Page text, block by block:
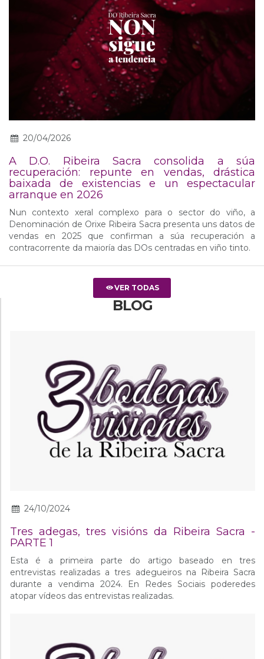
20/04/2026
A D.O. Ribeira Sacra consolida a súa
recuperación: repunte en vendas, drástica
baixada de existencias e un espectacular
arranque en 2026
Nun contexto xeral complexo para o sector do viño, a
Denominación de Orixe Ribeira Sacra presenta uns datos de
vendas en 2025 que confirman a súa recuperación a
contracorrente da maioría das DOs centradas en viño tinto.
VER TODAS
BLOG
24/10/2024
Tres adegas, tres visións da Ribeira Sacra -
PARTE 1
Esta é a primeira parte do artigo baseado en tres
entrevistas realizadas a tres adegueiros na Ribeira Sacra
durante a vendima 2024. En Redes Sociais poderedes
atopar vídeos das entrevistas realizadas.